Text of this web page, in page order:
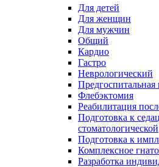
Для детей
Для женщин
Для мужчин
Общий
Кардио
Гастро
Неврологический
Предгоспитальная
Флебэктомия
Реабилитация
Подготовка к
стоматологической
Подготовка к
Комплексное
Разработка